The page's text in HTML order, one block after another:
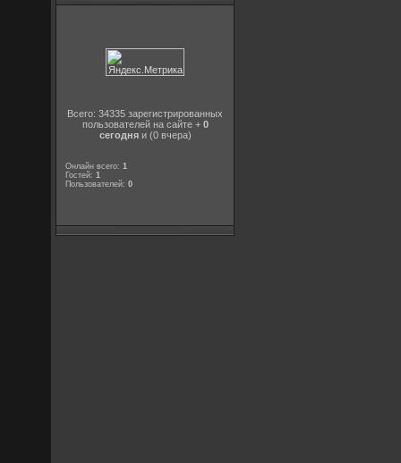
Всего: 34335 зарегистрированных
пользователей на сайте + 0
сегодняи (0 вчера)
Онлайн всего:1
Гостей:1
Пользователей:0